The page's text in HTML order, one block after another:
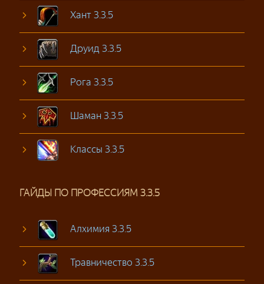
Хант 3.3.5
Друид 3.3.5
Рога 3.3.5
Шаман 3.3.5
Классы 3.3.5
ГАЙДЫ ПО ПРОФЕССИЯМ 3.3.5
Алхимия 3.3.5
Травничество 3.3.5